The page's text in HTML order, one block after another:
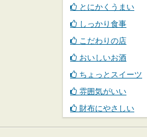
とにかくうまい
しっかり食事
こだわりの店
おいしいお酒
ちょっとスイーツ
雰囲気がいい
財布にやさしい